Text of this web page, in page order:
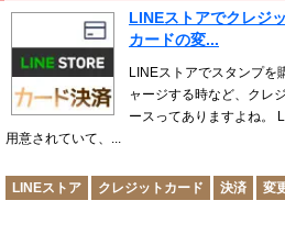
LINEストアでクレジ
カードの変...
LINEストアでスタンプを
ャージする時など、クレ
ースってありますよね。
用意されていて、...
LINEストア
クレジットカード 決済 変